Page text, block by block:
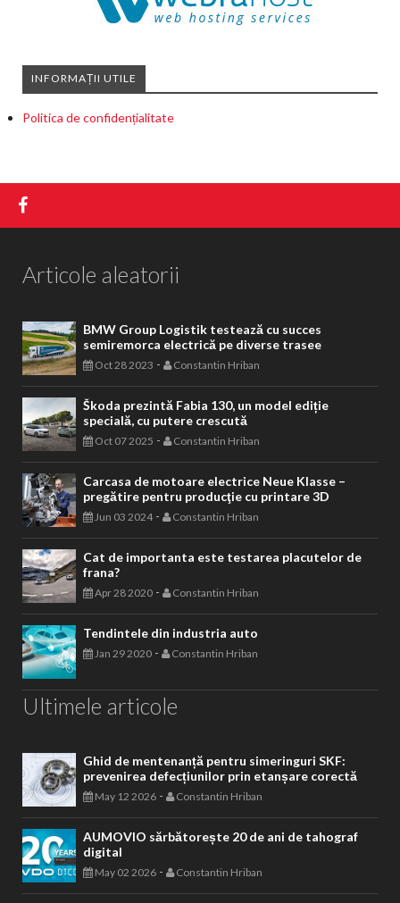
INFORMAȚII UTILE
Politica de confidențialitate
Articole aleatorii
BMW Group Logistik testează cu succes
semiremorca electrică pe diverse trasee
Oct 28 2023 - Constantin Hriban
Škoda prezintă Fabia 130, un model ediție
specială, cu putere crescută
Oct 07 2025 - Constantin Hriban
Carcasa de motoare electrice Neue Klasse –
pregătire pentru producţie cu printare 3D
Jun 03 2024- Constantin Hriban
Cat de importanta este testarea placutelor de
frana?
Apr 28 2020 - Constantin Hriban
Tendintele din industria auto
Jan 29 2020 - Constantin Hriban
Ultimele articole
Ghid de mentenanță pentru simeringuri SKF:
prevenirea defecțiunilor prin etanșare corectă
May 12 2026 - Constantin Hriban
AUMOVIO sărbătorește 20 de ani de tahograf
digital
May 02 2026 - Constantin Hriban